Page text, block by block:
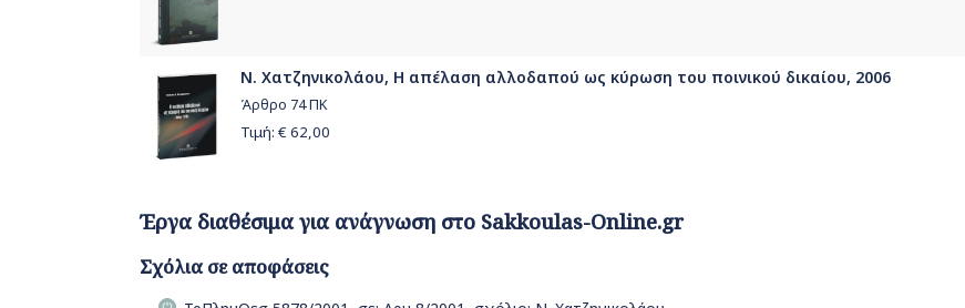
Ν. Χατζηνικολάου, Η απέλαση αλλοδαπού ως κύρωση του ποινικού δικαίου, 2006
Άρθρο 74 ΠΚ
Τιμή: € 62,00
Έργα διαθέσιμα για ανάγνωση στο Sakkoulas-Online.gr
Σχόλια σε αποφάσεις